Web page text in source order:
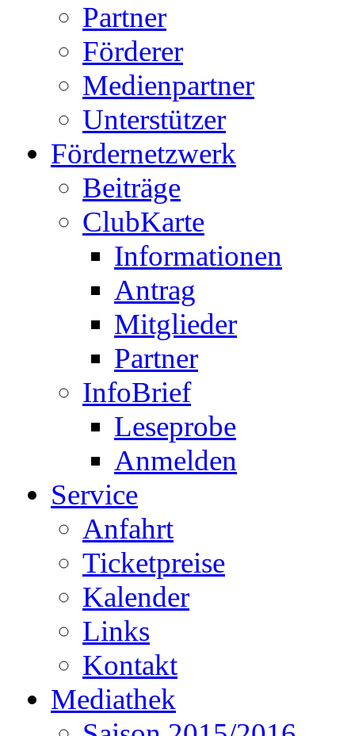
Partner
Förderer
Medienpartner
Unterstützer
Fördernetzwerk
Beiträge
ClubKarte
Informationen
Antrag
Mitglieder
Partner
InfoBrief
Leseprobe
Anmelden
Service
Anfahrt
Ticketpreise
Kalender
Links
Kontakt
Mediathek